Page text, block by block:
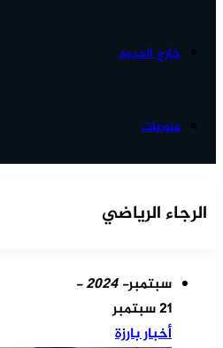
خارج الحدود
منوعات
الرجاء الرياضي
سبتمبر- 2024 -
21 سبتمبر
أخبار بارزة